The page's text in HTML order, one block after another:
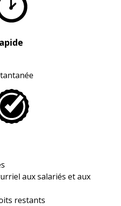
aux salariés et aux
restants